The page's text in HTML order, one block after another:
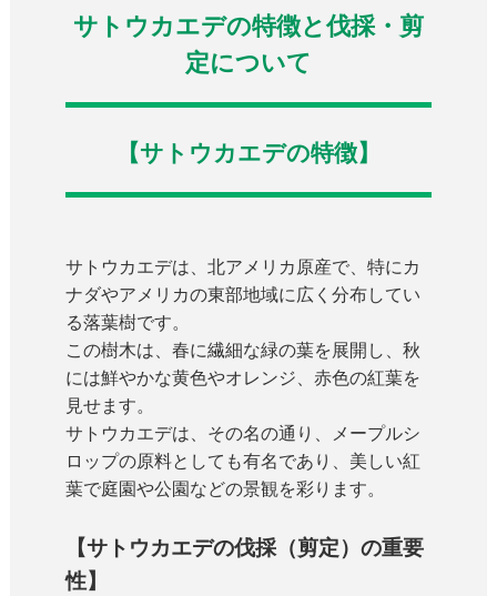
サトウカエデの特徴と伐採・剪
定について
【サトウカエデの特徴】
サトウカエデは、北アメリカ原産で、特にカ
ナダやアメリカの東部地域に広く分布してい
る落葉樹です。
この樹木は、春に繊細な緑の葉を展開し、秋
には鮮やかな黄色やオレンジ、赤色の紅葉を
見せます。
サトウカエデは、その名の通り、メープルシ
ロップの原料としても有名であり、美しい紅
葉で庭園や公園などの景観を彩ります。
【サトウカエデの伐採（剪定）の重要
性】